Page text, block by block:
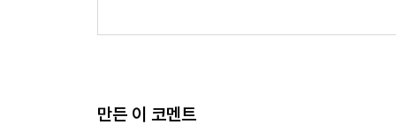
만든 이 코멘트